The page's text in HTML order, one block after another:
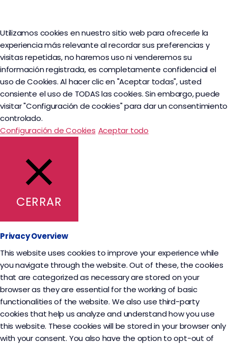
Utilizamos cookies en nuestro sitio web para ofrecerle la
experiencia más relevante al recordar sus preferencias y
visitas repetidas, no haremos uso ni venderemos su
información registrada, es completamente confidencial el
uso de Cookies. Al hacer clic en "Aceptar todas", usted
consiente el uso de TODAS las cookies. Sin embargo, puede
visitar "Configuración de cookies" para dar un consentimiento
controlado.
Configuración de Cookies Aceptar todo
CERRAR
Privacy Overview
This website uses cookies to improve your experience while
you navigate through the website. Out of these, the cookies
that are categorized as necessary are stored on your
browser as they are essential for the working of basic
functionalities of the website. We also use third-party
cookies that help us analyze and understand how you use
this website. These cookies will be stored in your browser only
with your consent. You also have the option to opt-out of